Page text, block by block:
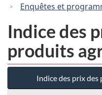
Enquêtes et
Indice des
produits
Indice des prix